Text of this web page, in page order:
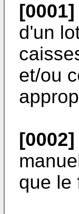
[0001]
d'un
et/ou
[0002]
que le